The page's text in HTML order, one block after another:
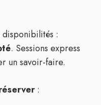
disponibilités :
. Sessions express
un savoir-faire.
: